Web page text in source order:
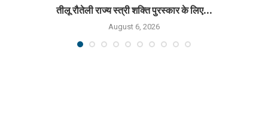
तीलू रौतेली राज्य स्त्री शक्ति पुरस्कार के लिए...
August 6, 2026